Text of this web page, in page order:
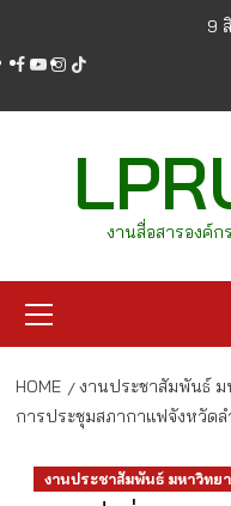
content
9
facebook
youtube
instagram
tiktok
งานสื่อสารองค์
Menu
HOME งานประชาสัมพันธ์
การประชุมสภากาแฟจังหวัด
งานประชาสัมพันธ์ มหาวิทย